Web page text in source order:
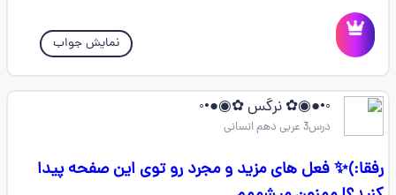
نمایش جواب
◦•●◉✿ نرگس ✿◉●•◦
درس3 عربی دهم انسانی
رفقا:)✨ فعل های مزید و مجرد رو توی این صفحه پیدا